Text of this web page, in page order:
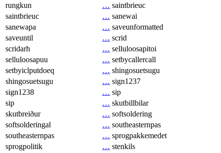
rungkun
… saintbrieuc
saintbrieuc
… sanewai
sanewapa
… saveunformatted
saveuntil
… scrid
scridarh
… selluloosapitoi
selluloosapuu
… setbycallercall
setbyiclputdoeq
… shingosuetsugu
shingosuetsugu
… sign1237
sign1238
… sip
sip
… skutbillbilar
skutbreiður
… softsoldering
softsolderingal
… southeasternpas
southeasternpas
… sprogpakkemedet
sprogpolitik
… stenkils